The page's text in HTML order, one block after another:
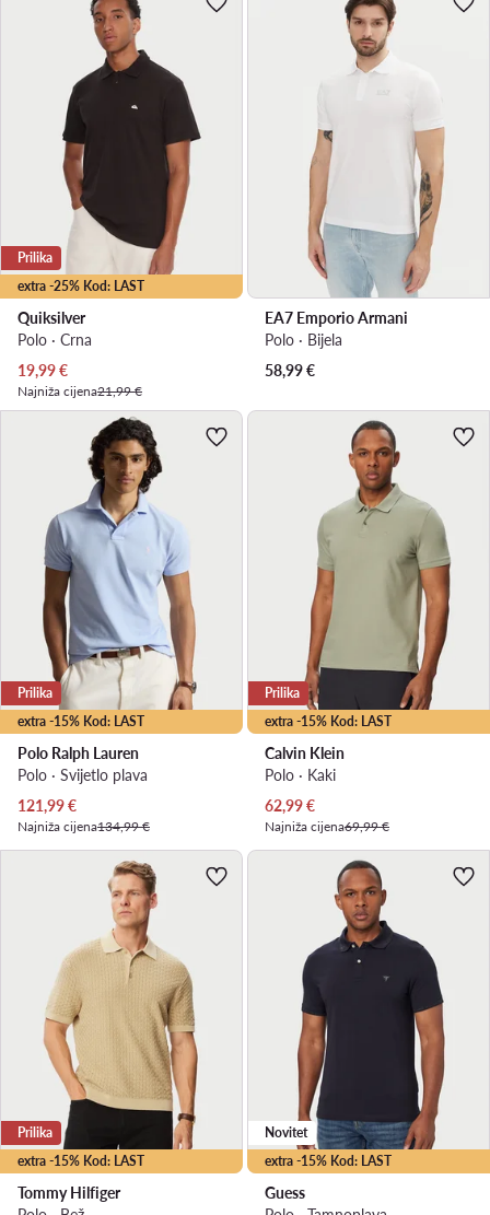
extra -25% Kod: LAST
Prilika
Quiksilver
Polo · Crna
Trenutna cijena
19,99€
Najniža cijena21,99 €
EA7 Emporio Armani
Polo · Bijela
58,99€
extra -15% Kod: LAST
Prilika
Polo Ralph Lauren
Polo · Svijetlo plava
Trenutna cijena
121,99€
Najniža cijena134,99 €
extra -15% Kod: LAST
Prilika
Calvin Klein
Polo · Kaki
Trenutna cijena
62,99€
Najniža cijena69,99 €
extra -15% Kod: LAST
Prilika
Tommy Hilfiger
extra -15% Kod: LAST
Novitet
Guess